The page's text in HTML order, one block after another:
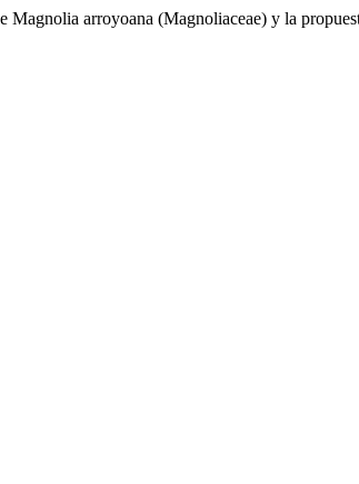
Magnolia arroyoana (Magnoliaceae) y la